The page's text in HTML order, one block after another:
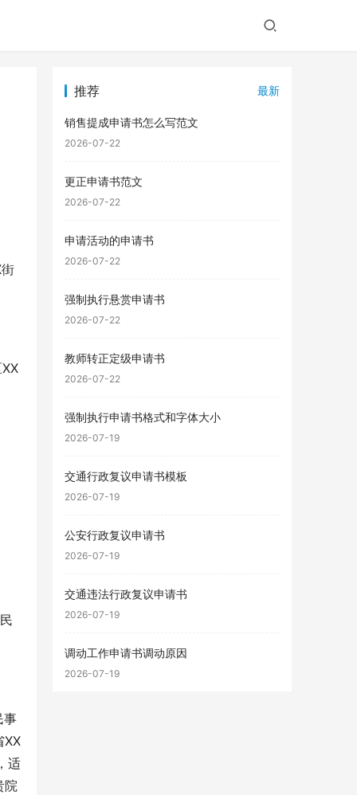
事
XX
适
院
推荐 最新
销售提成申请书怎么写范文
2026-07-22
更正申请书范文
2026-07-22
申请活动的申请书
2026-07-22
强制执行悬赏申请书
2026-07-22
教师转正定级申请书
2026-07-22
强制执行申请书格式和字体大小
2026-07-19
交通行政复议申请书模板
2026-07-19
公安行政复议申请书
2026-07-19
交通违法行政复议申请书
2026-07-19
调动工作申请书调动原因
2026-07-19